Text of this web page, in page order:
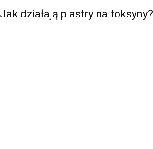
Jak działają plastry na toksyny?